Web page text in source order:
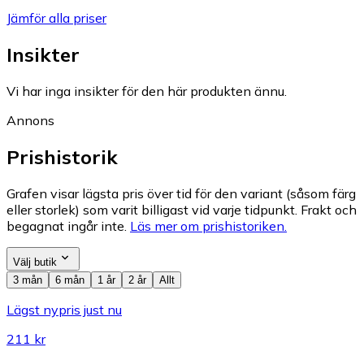
Jämför alla priser
Insikter
Vi har inga insikter för den här produkten ännu.
Annons
Prishistorik
Grafen visar lägsta pris över tid för den variant (såsom färg
eller storlek) som varit billigast vid varje tidpunkt. Frakt och
begagnat ingår inte. Läs mer om prishistoriken.
Välj butik
3 mån
6 mån 1 år 2 år Allt
Lägst nypris just nu
211 kr